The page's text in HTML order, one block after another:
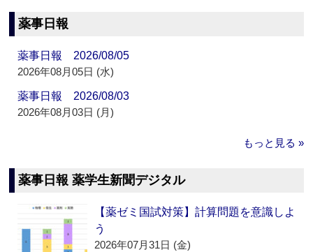
薬事日報
薬事日報 2026/08/05
2026年08月05日 (水)
薬事日報 2026/08/03
2026年08月03日 (月)
もっと見る »
薬事日報 薬学生新聞デジタル
【薬ゼミ国試対策】計算問題を意識しよ
う
2026年07月31日 (金)